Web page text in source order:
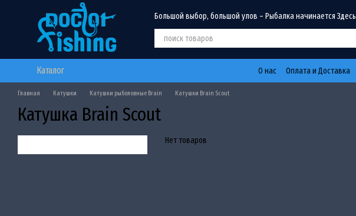
Перейти к основному контенту
Большой выбор, большой улов – Рыбалка начинается Здесь
Каталог О нас Оплата и Доставка
Главная Катушки Катушки рыболовные Brain Катушки Brain Scout
Катушка Brain Scout
Нет товаров